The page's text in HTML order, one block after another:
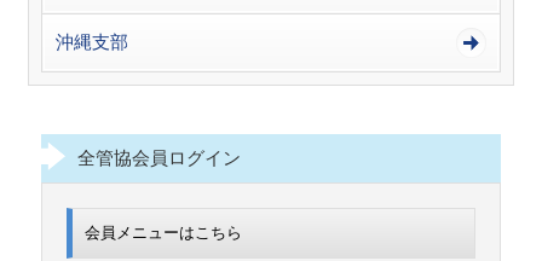
沖縄支部
全管協会員ログイン
会員メニューはこちら